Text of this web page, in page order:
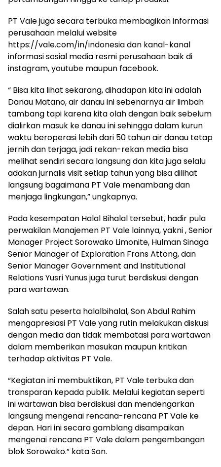
PT Vale juga secara terbuka membagikan informasi
perusahaan melalui website
https://vale.com/in/indonesia dan kanal-kanal
informasi sosial media resmi perusahaan baik di
instagram, youtube maupun facebook.
“ Bisa kita lihat sekarang, dihadapan kita ini adalah
Danau Matano, air danau ini sebenarnya air limbah
tambang tapi karena kita olah dengan baik sebelum
dialirkan masuk ke danau ini sehingga dalam kurun
waktu beroperasi lebih dari 50 tahun air danau tetap
jernih dan terjaga, jadi rekan-rekan media bisa
melihat sendiri secara langsung dan kita juga selalu
adakan jurnalis visit setiap tahun yang bisa dilihat
langsung bagaimana PT Vale menambang dan
menjaga lingkungan,” ungkapnya.
Pada kesempatan Halal Bihalal tersebut, hadir pula
perwakilan Manajemen PT Vale lainnya, yakni , Senior
Manager Project Sorowako Limonite, Hulman Sinaga
Senior Manager of Exploration Frans Attong, dan
Senior Manager Government and Institutional
Relations Yusri Yunus juga turut berdiskusi dengan
para wartawan.
Salah satu peserta halalbihalal, Son Abdul Rahim
mengapresiasi PT Vale yang rutin melakukan diskusi
dengan media dan tidak membatasi para wartawan
dalam memberikan masukan maupun kritikan
terhadap aktivitas PT Vale.
“Kegiatan ini membuktikan, PT Vale terbuka dan
transparan kepada publik. Melalui kegiatan seperti
ini wartawan bisa berdiskusi dan mendengarkan
langsung mengenai rencana-rencana PT Vale ke
depan. Hari ini secara gamblang disampaikan
mengenai rencana PT Vale dalam pengembangan
blok Sorowako.” kata Son.